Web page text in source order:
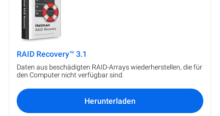
RAID Recovery™ 3.1
Daten aus beschädigten RAID-Arrays wiederherstellen, die für
den Computer nicht verfügbar sind.
Herunterladen